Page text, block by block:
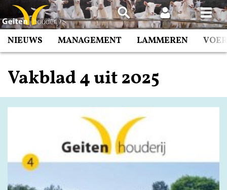
Spring
naar
inhoud
NIEUWS MANAGEMENT LAMMEREN
Vakblad 4 uit 2025